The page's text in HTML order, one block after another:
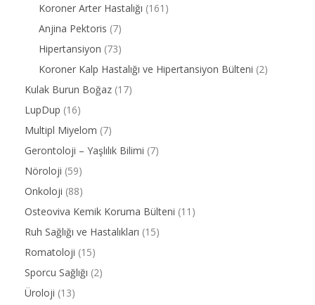
Koroner Arter Hastalığı (161)
Anjina Pektoris (7)
Hipertansiyon (73)
Koroner Kalp Hastalığı ve Hipertansiyon Bülteni (2)
Kulak Burun Boğaz (17)
LupDup (16)
Multipl Miyelom (7)
Gerontoloji – Yaşlılık Bilimi (7)
Nöroloji (59)
Onkoloji (88)
Osteoviva Kemik Koruma Bülteni (11)
Ruh Sağlığı ve Hastalıkları (15)
Romatoloji (15)
Sporcu Sağlığı (2)
Üroloji (13)